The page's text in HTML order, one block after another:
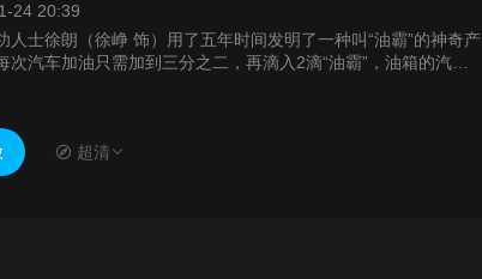
24 20:39
人士徐朗（徐峥 饰）用了五年时间发明了一种叫“油霸”的神奇产
汽车加油只需加到三分之二，再滴入2滴“油霸”，油箱的汽油
超清